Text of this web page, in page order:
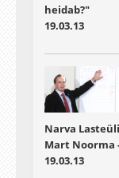
heidab?"
19.03.13
Narva
Mart Noorma
19.03.13